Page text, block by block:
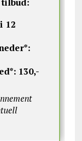
12
130,-